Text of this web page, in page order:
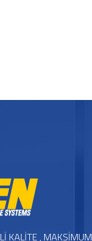
KALİTE , MAKSİMUM